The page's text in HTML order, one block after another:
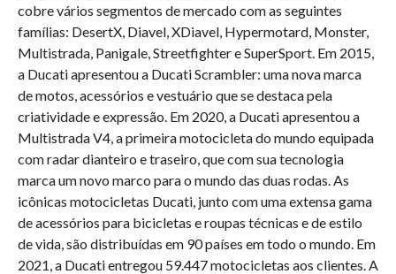
cobre vários segmentos de mercado com as seguintes
famílias: DesertX, Diavel, XDiavel, Hypermotard, Monster,
Multistrada, Panigale, Streetfighter e SuperSport. Em 2015,
a Ducati apresentou a Ducati Scrambler: uma nova marca
de motos, acessórios e vestuário que se destaca pela
criatividade e expressão. Em 2020, a Ducati apresentou a
Multistrada V4, a primeira motocicleta do mundo equipada
com radar dianteiro e traseiro, que com sua tecnologia
marca um novo marco para o mundo das duas rodas. As
icônicas motocicletas Ducati, junto com uma extensa gama
de acessórios para bicicletas e roupas técnicas e de estilo
de vida, são distribuídas em 90 países em todo o mundo. Em
2021, a Ducati entregou 59.447 motocicletas aos clientes. A